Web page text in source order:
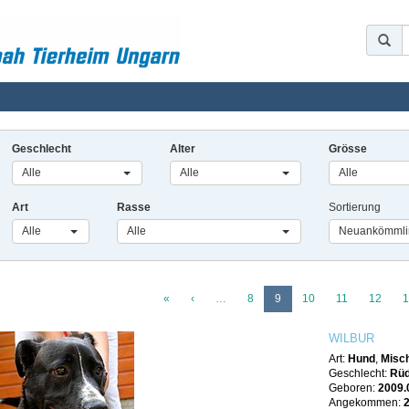
Geschlecht
Alle
Alter
Alle
Grösse
Alle
Art
Alle
Rasse
Alle
Sortierung
« ‹ … 8 9 10 11 12
WILBUR
Art: Hund ,
Geschlecht:
Geboren:
Angekommen: